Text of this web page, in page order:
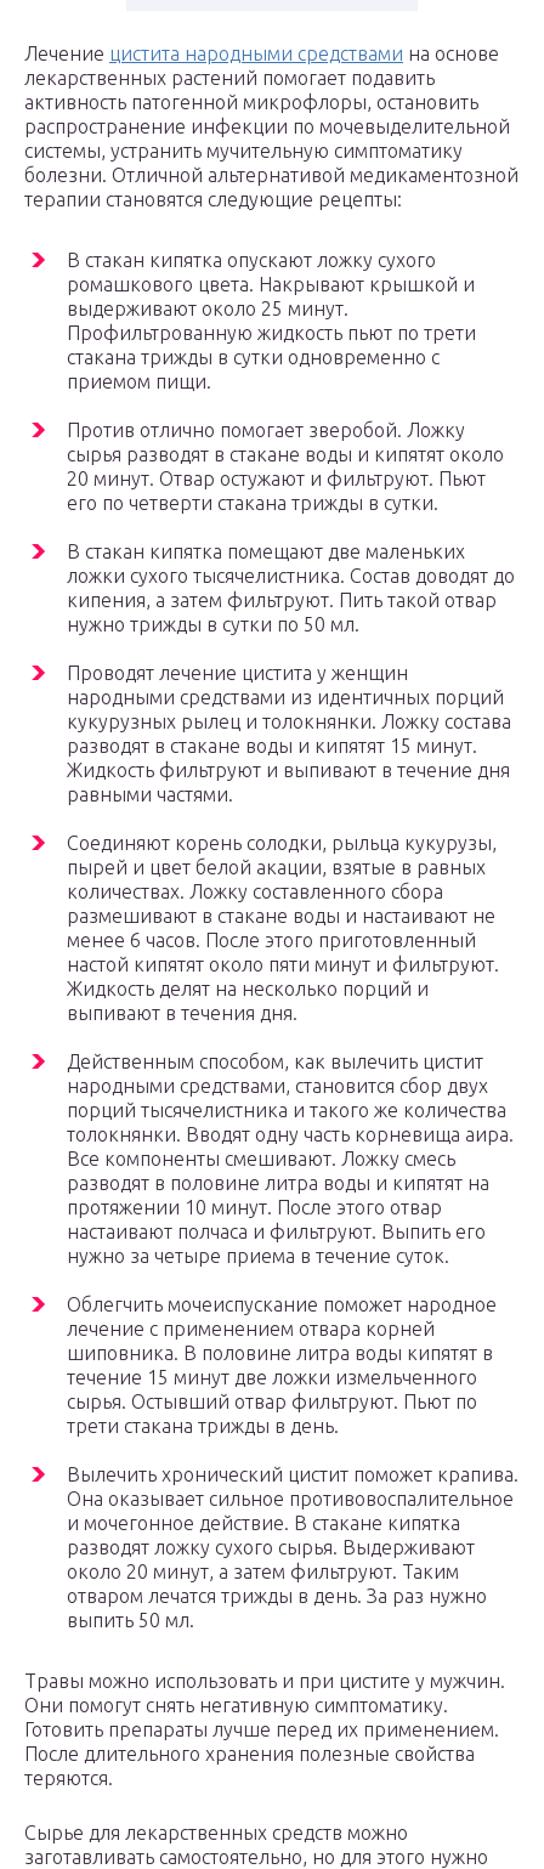
Лечение цистита народными средствами на основе
лекарственных растений помогает подавить
активность патогенной микрофлоры, остановить
распространение инфекции по мочевыделительной
системы, устранить мучительную симптоматику
болезни. Отличной альтернативой медикаментозной
терапии становятся следующие рецепты:
В стакан кипятка опускают ложку сухого
ромашкового цвета. Накрывают крышкой и
выдерживают около 25 минут.
Профильтрованную жидкость пьют по трети
стакана трижды в сутки одновременно с
приемом пищи.
Против отлично помогает зверобой. Ложку
сырья разводят в стакане воды и кипятят около
20 минут. Отвар остужают и фильтруют. Пьют
его по четверти стакана трижды в сутки.
В стакан кипятка помещают две маленьких
ложки сухого тысячелистника. Состав доводят до
кипения, а затем фильтруют. Пить такой отвар
нужно трижды в сутки по 50 мл.
Проводят лечение цистита у женщин
народными средствами из идентичных порций
кукурузных рылец и толокнянки. Ложку состава
разводят в стакане воды и кипятят 15 минут.
Жидкость фильтруют и выпивают в течение дня
равными частями.
Соединяют корень солодки, рыльца кукурузы,
пырей и цвет белой акации, взятые в равных
количествах. Ложку составленного сбора
размешивают в стакане воды и настаивают не
менее 6 часов. После этого приготовленный
настой кипятят около пяти минут и фильтруют.
Жидкость делят на несколько порций и
выпивают в течения дня.
Действенным способом, как вылечить цистит
народными средствами, становится сбор двух
порций тысячелистника и такого же количества
толокнянки. Вводят одну часть корневища аира.
Все компоненты смешивают. Ложку смесь
разводят в половине литра воды и кипятят на
протяжении 10 минут. После этого отвар
настаивают полчаса и фильтруют. Выпить его
нужно за четыре приема в течение суток.
Облегчить мочеиспускание поможет народное
лечение с применением отвара корней
шиповника. В половине литра воды кипятят в
течение 15 минут две ложки измельченного
сырья. Остывший отвар фильтруют. Пьют по
трети стакана трижды в день.
Вылечить хронический цистит поможет крапива.
Она оказывает сильное противовоспалительное
и мочегонное действие. В стакане кипятка
разводят ложку сухого сырья. Выдерживают
около 20 минут, а затем фильтруют. Таким
отваром лечатся трижды в день. За раз нужно
выпить 50 мл.
Травы можно использовать и при цистите у мужчин.
Они помогут снять негативную симптоматику.
Готовить препараты лучше перед их применением.
После длительного хранения полезные свойства
теряются.
Сырье для лекарственных средств можно
заготавливать самостоятельно, но для этого нужно